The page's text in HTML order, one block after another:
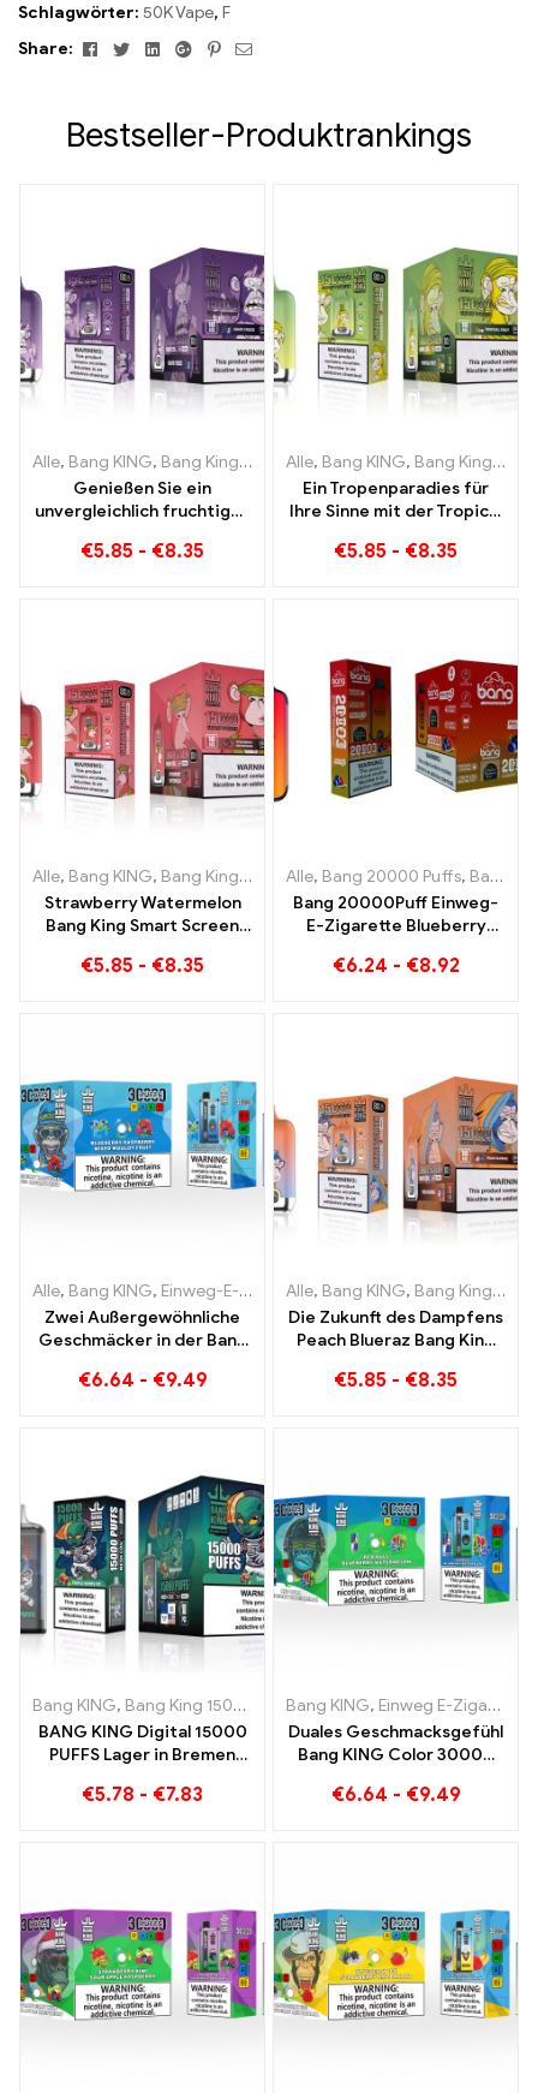
Schlagwörter: 50K Vape, F
Share:
FacebookTwitterLinkedinGoogle+Pinterest
Email
Bestseller-Produktrankings
Alle, Bang KING, Bang King Smart Screen 15000 Puff ,Einweg-E-
Genießen Sie ein
unvergleichlich fruchtiges
Jelly Bang King Smart
€5.85 - €8.35
Alle, Bang KING, Bang King Smart Screen 15000 Puff
Ein Tropenparadies für
Ihre Sinne mit der Tropical
Screen 15000 Puff
€5.85 - €8.35
Alle, Bang KING, Bang King Smart Screen 15000 Puff ,Einweg-E-
Strawberry Watermelon
Bang King Smart Screen
den entspannenden
€5.85 - €8.35
Alle, Bang 20000 Puffs, Bang KING
Bang 20000Puff Einweg-
E-Zigarette Blueberry
und Dual Mesh
€6.24 - €8.92
Alle, Bang KING, Einweg-E-Zigaretten Litauen ,Einweg-E-
Zwei Außergewöhnliche
Geschmäcker in der Bang
Zigarette Blueberry
€6.64 - €9.49
Alle, Bang KING, Bang King Smart Screen 15000 Puff
Die Zukunft des Dampfens
Peach Blueraz Bang King
€5.85 - €8.35
Bang KING, Bang King 15000 Puffs ,Einweg E-zigarette mit Nikotin
BANG KING Digital 15000
PUFFS Lager in Bremen
Genuss
€5.78 - €7.83
Bang KING, Einweg E-Zigaretten
Duales Geschmacksgefühl
Bang KING Color 30000
Blueberry Watermelon
€6.64 - €9.49